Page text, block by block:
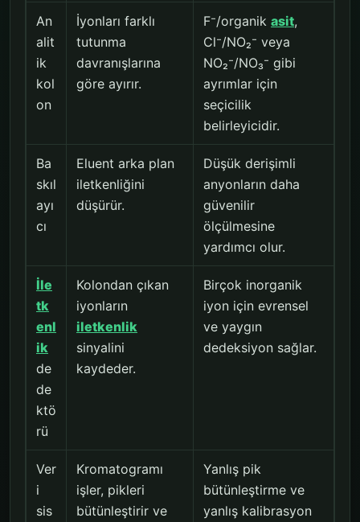
An
alit
ik
kol
on
İyonları farklı
tutunma
davranışlarına
göre ayırır.
F⁻/organik asit,
Cl⁻/NO₂⁻ veya
NO₂⁻/NO₃⁻ gibi
ayrımlar için
seçicilik
belirleyicidir.
Ba
skıl
ayı
cı
Eluent arka plan
iletkenliğini
düşürür.
Düşük derişimli
anyonların daha
güvenilir
ölçülmesine
yardımcı olur.
İle
tk
enl
ik
de
de
ktö
rü
Kolondan çıkan
iyonların
iletkenlik
sinyalini
kaydeder.
Birçok inorganik
iyon için evrensel
ve yaygın
dedeksiyon sağlar.
Ver
i
sis
Kromatogramı
işler, pikleri
bütünleştirir ve
Yanlış pik
bütünleştirme ve
yanlış kalibrasyon